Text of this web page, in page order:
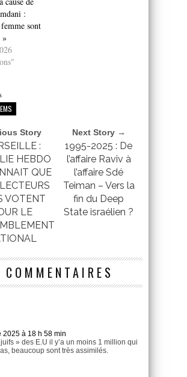
:
sont
»
Story
:
HEBDO
QUE
VOTENT
LE
Next Story →
1995-2025 : De
l’affaire Raviv à
l’affaire Sdé
Teiman – Vers la
fin du Deep
State israélien ?
2025 à 18 h 58 min
» des E.U il y’a un moins 1 million qui
beaucoup sont très assimilés.